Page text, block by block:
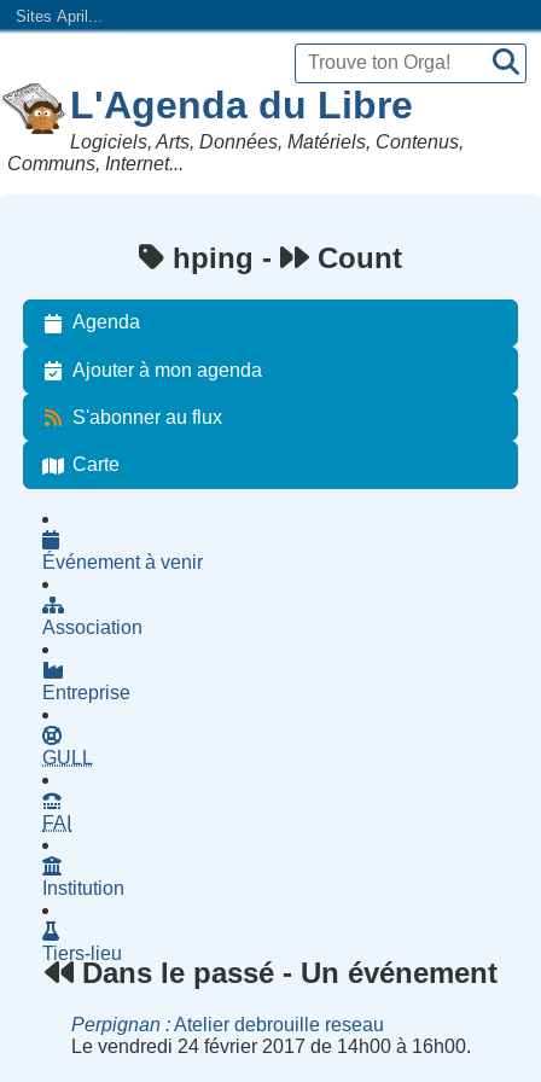
Sites April...
L'Agenda du Libre
Logiciels, Arts, Données, Matériels, Contenus,
Communs, Internet...
hping - Count
Agenda
Ajouter à mon agenda
S'abonner au flux
Carte
Événement à venir
Association
Entreprise
GULL
FAI
Institution
Tiers-lieu
Dans le passé - Un événement
Perpignan
Atelier debrouille reseau
Le vendredi 24 février 2017 de 14h00 à 16h00.